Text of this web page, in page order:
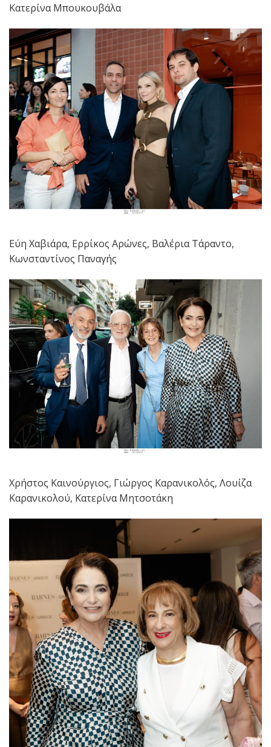
Κατερίνα Μπουκουβάλα
Εύη Χαβιάρα, Ερρίκος Αρώνες, Βαλέρια Τάραντο,
Κωνσταντίνος Παναγής
Χρήστος Καινούργιος, Γιώργος Καρανικολός, Λουίζα
Καρανικολού, Κατερίνα Μητσοτάκη